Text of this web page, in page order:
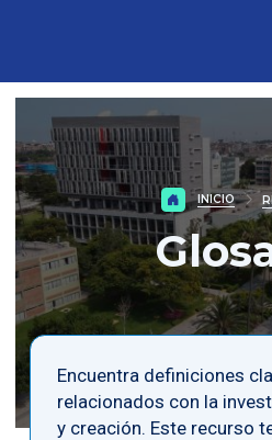
INICIO
Encuentra definiciones
relacionados con la
y creación. Este recurso